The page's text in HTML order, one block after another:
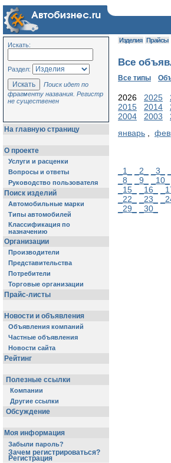
Искать:
Раздел:
Поиск идет по
фрагменту названия. Регистр
не существенен
На главную страницу
О проекте
Услуги и расценки
Вопросы и ответы
Руководство пользователя
Поиск изделий
Автомобильные марки
Типы автомобилей
Классификация по
назначению
Организации
Производители
Представительства
Потребители
Торговые организации
Прайс-листы
Новости и объявления
Объявления компаний
Частные объявления
Новости сайта
Рейтинг
Полезные ссылки
Компании
Другие ссылки
Обсуждение
Моя информация
Забыли пароль?
Зачем регистрироваться?
Регистрация
Изделия Прайсы
Все
Все типы
2026 2025
2015
2014
2004
2003
январь ,
_1_ _2_ _3_
_8_
_9_ _10_
_15_
_16_
_22_
_23_
_29_
_30_